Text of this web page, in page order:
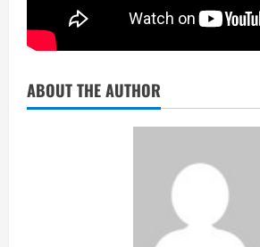
ABOUT THE AUTHOR